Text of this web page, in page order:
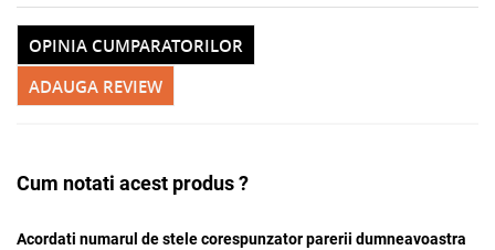
ADAUGA REVIEW
OPINIA CUMPARATORILOR
Cum notati acest produs ?
Acordati numarul de stele corespunzator parerii dumneavoastra